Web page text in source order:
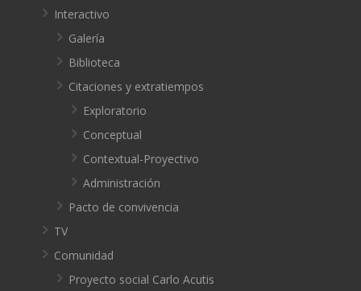
Interactivo
Galería
Biblioteca
Citaciones y extratiempos
Exploratorio
Conceptual
Contextual-Proyectivo
Administración
Pacto de convivencia
TV
Comunidad
Proyecto social Carlo Acutis